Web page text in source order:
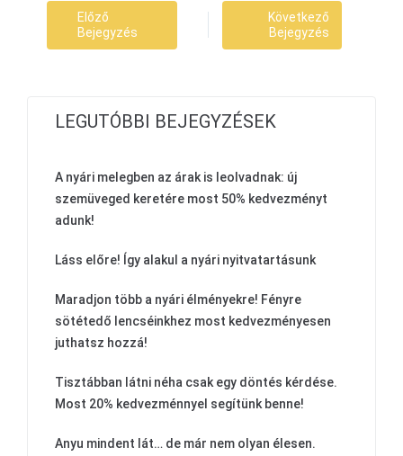
Előző
Bejegyzés
Következő
Bejegyzés
LEGUTÓBBI BEJEGYZÉSEK
A nyári melegben az árak is leolvadnak: új
szemüveged keretére most 50% kedvezményt
adunk!
Láss előre! Így alakul a nyári nyitvatartásunk
Maradjon több a nyári élményekre! Fényre
sötétedő lencséinkhez most kedvezményesen
juthatsz hozzá!
Tisztábban látni néha csak egy döntés kérdése.
Most 20% kedvezménnyel segítünk benne!
Anyu mindent lát… de már nem olyan élesen.